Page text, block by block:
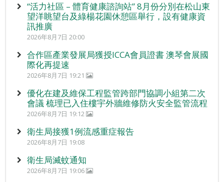
“活力社區 – 體育健康諮詢站” 8月份分別在松山東
望洋眺望台及綠楊花園休憩區舉行，設有健康資
訊推廣
2026年8月7日 20:00
合作區產業發展局獲授ICCA會員證書 澳琴會展國
際化再提速
2026年8月7日 19:21
優化在建及維保工程監管跨部門協調小組第二次
會議 梳理已入住樓宇外牆維修防火安全監管流程
2026年8月7日 19:12
衛生局接獲1例流感重症報告
2026年8月7日 19:08
衛生局滅蚊通知
2026年8月7日 19:06